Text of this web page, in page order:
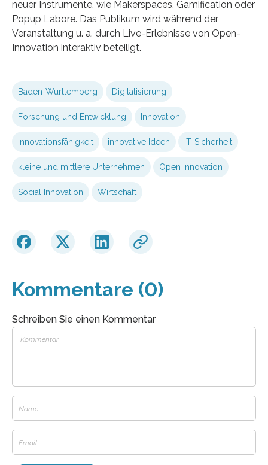
neuer Instrumente, wie Makerspaces, Gamification oder
Popup Labore. Das Publikum wird während der
Veranstaltung u. a. durch Live-Erlebnisse von Open-
Innovation interaktiv beteiligt.
Baden-Württemberg Digitalisierung
Forschung und Entwicklung Innovation
Innovationsfähigkeit innovative Ideen IT-Sicherheit
kleine und mittlere Unternehmen Open Innovation
Social Innovation Wirtschaft
Kommentare (0)
Schreiben Sie einen Kommentar